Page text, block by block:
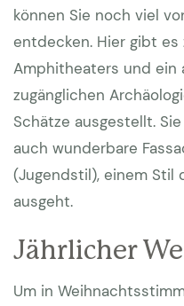
können Sie noch viel
entdecken. Hier gibt es
Amphitheaters und ein
zugänglichen
Schätze ausgestellt.
auch wunderbare
(Jugendstil), einem Stil
ausgeht.
Jährlicher
Um in